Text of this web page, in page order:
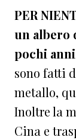
PER
un albero
pochi anni
sono fatti
metallo,
Inoltre la
Cina e